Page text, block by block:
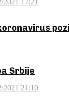
2021 17:21
Srbije
2021 21:10